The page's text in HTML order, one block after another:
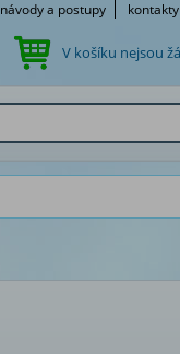
návody a postupy kontakty
V košíku nejsou